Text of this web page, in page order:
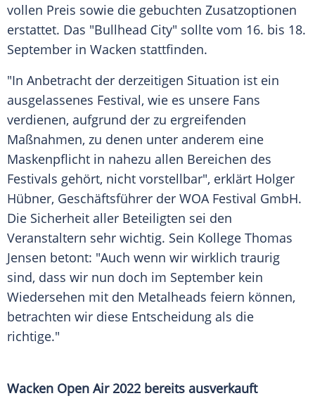
vollen Preis sowie die gebuchten Zusatzoptionen
erstattet. Das "Bullhead City" sollte vom 16. bis 18.
September in Wacken stattfinden.
"In Anbetracht der derzeitigen Situation ist ein
ausgelassenes Festival, wie es unsere Fans
verdienen, aufgrund der zu ergreifenden
Maßnahmen, zu denen unter anderem eine
Maskenpflicht in nahezu allen Bereichen des
Festivals gehört, nicht vorstellbar", erklärt Holger
Hübner, Geschäftsführer der WOA Festival GmbH.
Die Sicherheit aller Beteiligten sei den
Veranstaltern sehr wichtig. Sein Kollege Thomas
Jensen betont: "Auch wenn wir wirklich traurig
sind, dass wir nun doch im September kein
Wiedersehen mit den Metalheads feiern können,
betrachten wir diese Entscheidung als die
richtige."
Wacken Open Air 2022 bereits ausverkauft